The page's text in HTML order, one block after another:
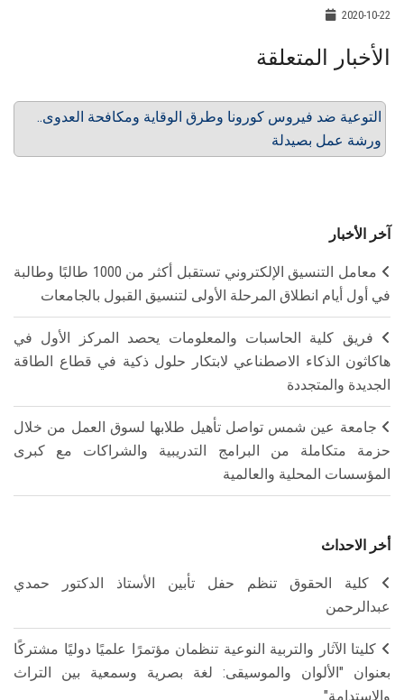
2020-10-22
الأخبار المتعلقة
التوعية ضد فيروس كورونا وطرق الوقاية ومكافحة العدوى..
ورشة عمل بصيدلة
آخر الأخبار
معامل التنسيق الإلكتروني تستقبل أكثر من 1000 طالبًا وطالبة
في أول أيام انطلاق المرحلة الأولى لتنسيق القبول بالجامعات
فريق كلية الحاسبات والمعلومات يحصد المركز الأول في
هاكاثون الذكاء الاصطناعي لابتكار حلول ذكية في قطاع الطاقة
الجديدة والمتجددة
جامعة عين شمس تواصل تأهيل طلابها لسوق العمل من خلال
حزمة متكاملة من البرامج التدريبية والشراكات مع كبرى
المؤسسات المحلية والعالمية
أخر الاحداث
كلية الحقوق تنظم حفل تأبين الأستاذ الدكتور حمدي
عبدالرحمن
كليتا الآثار والتربية النوعية تنظمان مؤتمرًا علميًا دوليًا مشتركًا
بعنوان "الألوان والموسيقى: لغة بصرية وسمعية بين التراث
والاستدامة"